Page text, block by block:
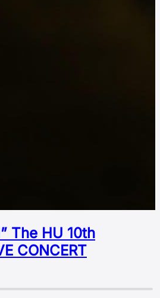
The HU 10th
CONCERT